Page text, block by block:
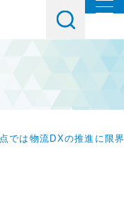
では物流DXの推進に限